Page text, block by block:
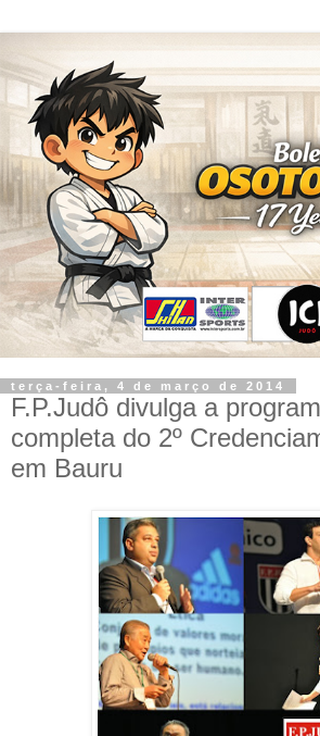
terça-feira, 4 de março de 2014
F.P.Judô divulga a
completa do 2º
em Bauru